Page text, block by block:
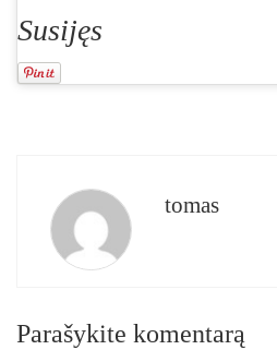
Susijęs
tomas
Parašykite komentarą